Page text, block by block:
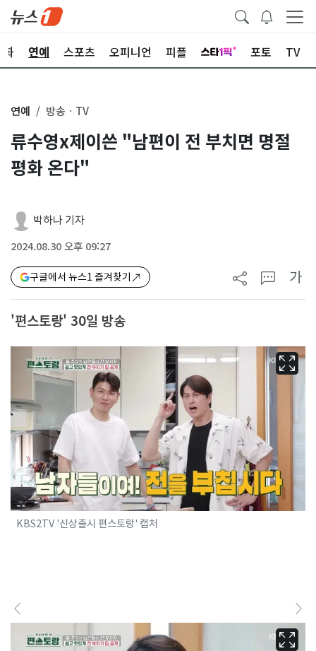
화 연예 스포츠 오피니언 피플 포토 TV
연예 방송ㆍTV
류수영x제이쓴 "남편이 전 부치면 명절
평화 온다"
박하나 기자
2024.08.30 오후 09:27
구글에서 뉴스1 즐겨찾기 가
'편스토랑' 30일 방송
KBS2TV '신상출시 편스토랑' 캡처